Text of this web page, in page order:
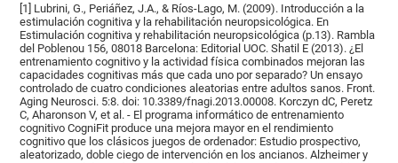
[1] Lubrini, G., Periáñez, J.A., & Ríos-Lago, M. (2009). Introducción a la
estimulación cognitiva y la rehabilitación neuropsicológica. En
Estimulación cognitiva y rehabilitación neuropsicológica (p.13). Rambla
del Poblenou 156, 08018 Barcelona: Editorial UOC. Shatil E (2013). ¿El
entrenamiento cognitivo y la actividad física combinados mejoran las
capacidades cognitivas más que cada uno por separado? Un ensayo
controlado de cuatro condiciones aleatorias entre adultos sanos. Front.
Aging Neurosci. 5:8. doi: 10.3389/fnagi.2013.00008. Korczyn dC, Peretz
C, Aharonson V, et al. - El programa informático de entrenamiento
cognitivo CogniFit produce una mejora mayor en el rendimiento
cognitivo que los clásicos juegos de ordenador: Estudio prospectivo,
aleatorizado, doble ciego de intervención en los ancianos. Alzheimer y